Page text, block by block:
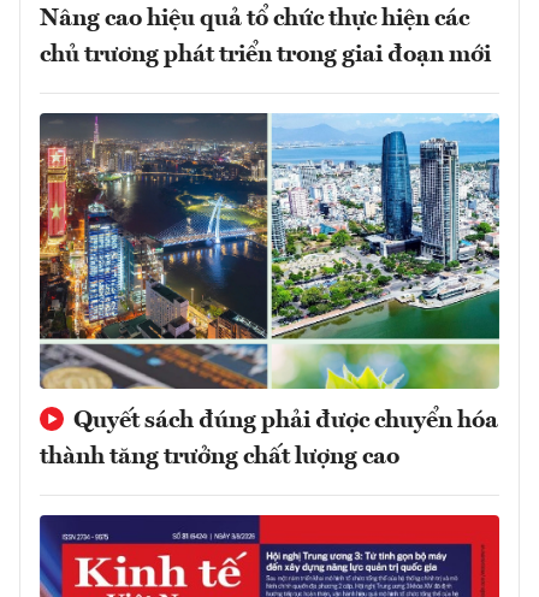
Nâng cao hiệu quả tổ chức thực hiện các
chủ trương phát triển trong giai đoạn mới
Quyết sách đúng phải được chuyển hóa
thành tăng trưởng chất lượng cao